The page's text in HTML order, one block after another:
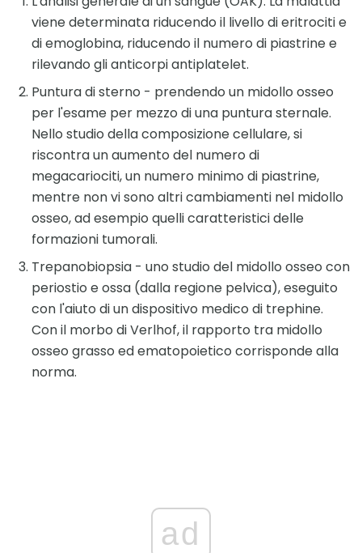
viene determinata riducendo il livello di eritrociti e
di emoglobina, riducendo il numero di piastrine e
rilevando gli anticorpi antiplatelet.
Puntura di sterno - prendendo un midollo osseo
per l'esame per mezzo di una puntura sternale.
Nello studio della composizione cellulare, si
riscontra un aumento del numero di
megacariociti, un numero minimo di piastrine,
mentre non vi sono altri cambiamenti nel midollo
osseo, ad esempio quelli caratteristici delle
formazioni tumorali.
Trepanobiopsia - uno studio del midollo osseo con
periostio e ossa (dalla regione pelvica), eseguito
con l'aiuto di un dispositivo medico di trephine.
Con il morbo di Verlhof, il rapporto tra midollo
osseo grasso ed ematopoietico corrisponde alla
norma.
ad